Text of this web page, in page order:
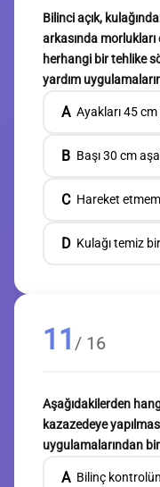
Bilinci açık,
arkasında
herhangi bir tehlike
yardım
A Ayakları 45
B Başı 30 cm
C Hareket
D Kulağı temiz
11 / 16
Aşağıdakilerden
kazazedeye
uygulamalarından
A Bilinç